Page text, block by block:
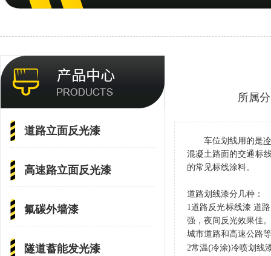
道路立面反光漆
高速路立面反光漆
氟碳外墙漆
隧道蓄能发光漆
所属
车位划线用的是
混凝土路面的交通标
的常见标线涂料。
道路划线漆分几种：
1道路反光标线漆 道
强，夜间反光效果佳
城市道路和高速公路
2常温(冷涂)冷喷划线